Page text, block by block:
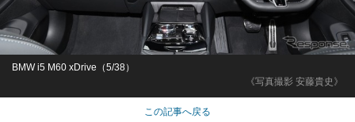
《写真撮影 安藤貴史》
BMW i5 M60 xDrive（5/38）
この記事へ戻る